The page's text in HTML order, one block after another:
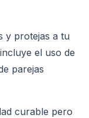
y protejas a tu
el uso de
parejas
curable pero